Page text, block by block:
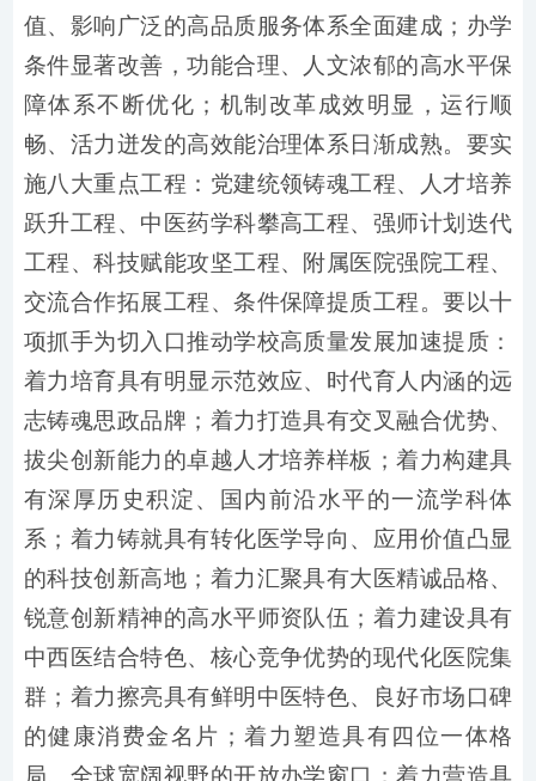
值、影响广泛的高品质服务体系全面建成；办学
条件显著改善，功能合理、人文浓郁的高水平保
障体系不断优化；机制改革成效明显，运行顺
畅、活力迸发的高效能治理体系日渐成熟。要实
施八大重点工程：党建统领铸魂工程、人才培养
跃升工程、中医药学科攀高工程、强师计划迭代
工程、科技赋能攻坚工程、附属医院强院工程、
交流合作拓展工程、条件保障提质工程。要以十
项抓手为切入口推动学校高质量发展加速提质：
着力培育具有明显示范效应、时代育人内涵的远
志铸魂思政品牌；着力打造具有交叉融合优势、
拔尖创新能力的卓越人才培养样板；着力构建具
有深厚历史积淀、国内前沿水平的一流学科体
系；着力铸就具有转化医学导向、应用价值凸显
的科技创新高地；着力汇聚具有大医精诚品格、
锐意创新精神的高水平师资队伍；着力建设具有
中西医结合特色、核心竞争优势的现代化医院集
群；着力擦亮具有鲜明中医特色、良好市场口碑
的健康消费金名片；着力塑造具有四位一体格
局、全球宽阔视野的开放办学窗口；着力营造具